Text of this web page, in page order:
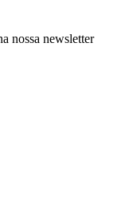
nossa newsletter